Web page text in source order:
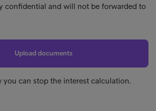
confidential and will not be forwarded to
Upload documents
you can stop the interest calculation.